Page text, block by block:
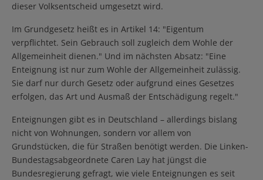
dieser Volksentscheid umgesetzt wird.
Im Grundgesetz heißt es in Artikel 14: "Eigentum
verpflichtet. Sein Gebrauch soll zugleich dem Wohle der
Allgemeinheit dienen." Und im nächsten Absatz: "Eine
Enteignung ist nur zum Wohle der Allgemeinheit zulässig.
Sie darf nur durch Gesetz oder aufgrund eines Gesetzes
erfolgen, das Art und Ausmaß der Entschädigung regelt."
Enteignungen gibt es in Deutschland – allerdings bislang
nicht von Wohnungen, sondern vor allem von
Grundstücken, die für Straßen benötigt werden. Die Linken-
Bundestagsabgeordnete Caren Lay hat jüngst die
Bundesregierung gefragt, wie viele Enteignungen es seit